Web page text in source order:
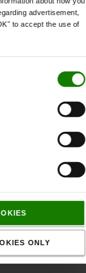
advertisement,
to accept the use of
ONLY
DIN TRUCK